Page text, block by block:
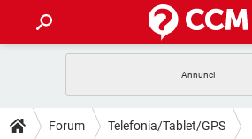
INTRATTENIMENTO ANDROID
GUIDE
Forum Telefonia/Tablet/GPS